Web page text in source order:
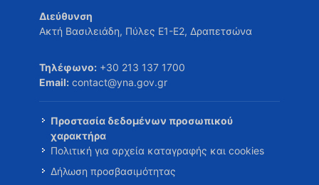
Διεύθυνση
Ακτή Βασιλειάδη, Πύλες Ε1-Ε2, Δραπετσώνα
Τηλέφωνο: +30 213 137 1700
Email: contact@yna.gov.gr
Προστασία δεδομένων προσωπικού
χαρακτήρα
Πολιτική για αρχεία καταγραφής και cookies
Δήλωση προσβασιμότητας